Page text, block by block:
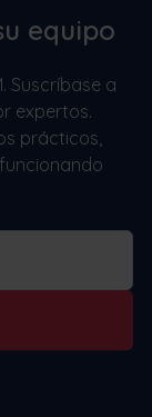
equipo
Suscríbase a
expertos.
prácticos,